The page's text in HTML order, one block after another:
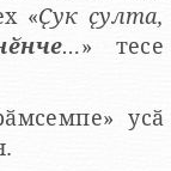
«Ҫук ҫулта,
…» тесе
усӑ